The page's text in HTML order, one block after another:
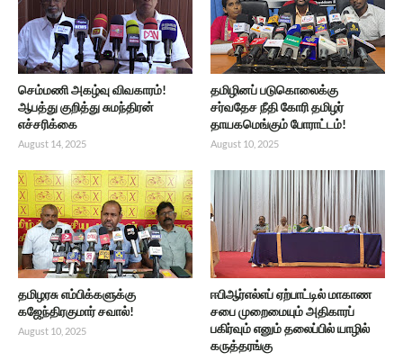
செம்மணி அகழ்வு விவகாரம்!
ஆபத்து குறித்து சுமந்திரன்
எச்சரிக்கை
August 14, 2025
தமிழினப் படுகொலைக்கு
சர்வதேச நீதி கோரி தமிழர்
தாயகமெங்கும் போராட்டம்!
August 10, 2025
தமிழரசு எம்பிக்களுக்கு
கஜேந்திரகுமார் சவால்!
August 10, 2025
ஈபிஆர்எல்எப் ஏற்பாட்டில் மாகாண
சபை முறைமையும் அதிகாரப்
பகிர்வும் எனும் தலைப்பில் யாழில்
கருத்தரங்கு